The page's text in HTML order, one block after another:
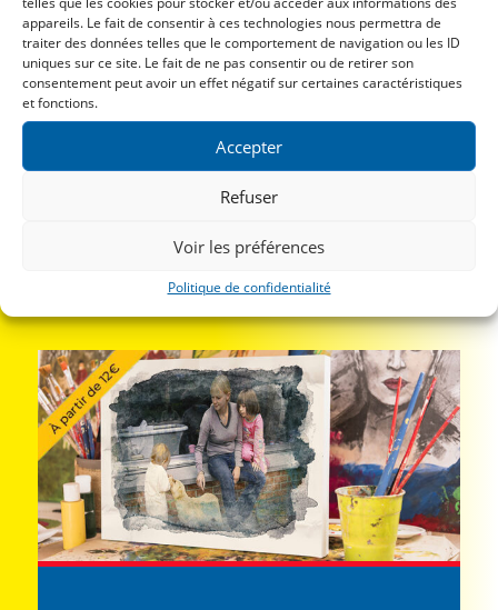
appareils. Le fait de consentir à ces technologies nous permettra de
traiter des données telles que le comportement de navigation ou les ID
uniques sur ce site. Le fait de ne pas consentir ou de retirer son
consentement peut avoir un effet négatif sur certaines caractéristiques
et fonctions.
Accepter
Refuser
Voir les préférences
Politique de confidentialité
Conservez vos plus belles photos de vacances,
les clichés de vos enfants, vos soirées entre
amis, … de manière ludique, au format puzzle !
Support de haute qualité avec pelliculage de
protection, pour une parfaite tenue dans le
temps !